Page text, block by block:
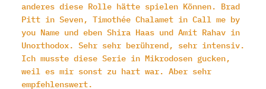
anderes diese Rolle hätte spielen Können. Brad
Pitt in Seven, Timothée Chalamet in Call me by
you Name und eben Shira Haas und Amit Rahav in
Unorthodox. Sehr sehr berührend, sehr intensiv.
Ich musste diese Serie in Mikrodosen gucken,
weil es mir sonst zu hart war. Aber sehr
empfehlenswert.